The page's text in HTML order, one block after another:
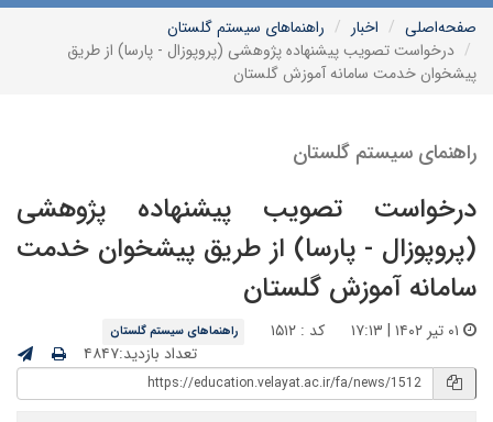
صفحه‌اصلی
اخبار
راهنماهای سیستم گلستان
درخواست تصویب پیشنهاده پژوهشی (پروپوزال - پارسا) از طریق
پیشخوان خدمت سامانه آموزش گلستان
راهنمای سیستم گلستان
درخواست تصویب پیشنهاده پژوهشی
(پروپوزال - پارسا) از طریق پیشخوان خدمت
سامانه آموزش گلستان
کد : ۱۵۱۲ راهنماهای سیستم گلستان
تعداد بازدید:۴۸۴۷